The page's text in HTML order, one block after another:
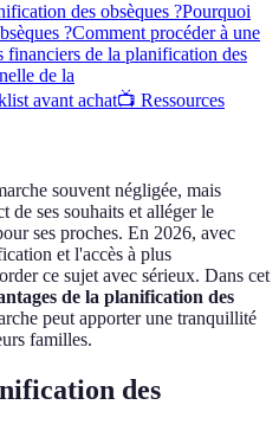
des obsèques ?Pourquoi
?Comment procéder à une
financiers de la planification des
de la
avant achat📺 Ressources
souvent négligée, mais
de ses souhaits et alléger le
ses proches. En 2026, avec
et l'accès à plus
ce sujet avec sérieux. Dans cet
de la planification des
peut apporter une tranquillité
familles.
des